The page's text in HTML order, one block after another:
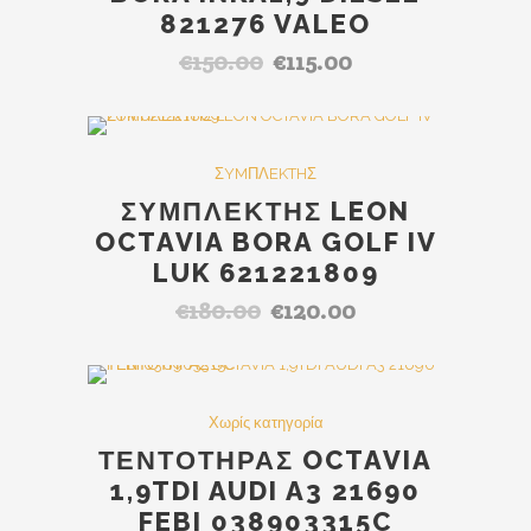
821276 VALEO
€150.00 Original
was:
€115.00Η
τιμή
ΣYMΠΛEKTHΣ
ΣΥΜΠΛΕΚΤΗΣ LEON
OCTAVIA BORA GOLF IV
LUK 621221809
€180.00 Original
was:
€120.00Η
τιμή
Χωρίς κατηγορία
ΤΕΝΤΟΤΗΡΑΣ OCTAVIA
1,9TDI AUDI A3 21690
FEBI 038903315C